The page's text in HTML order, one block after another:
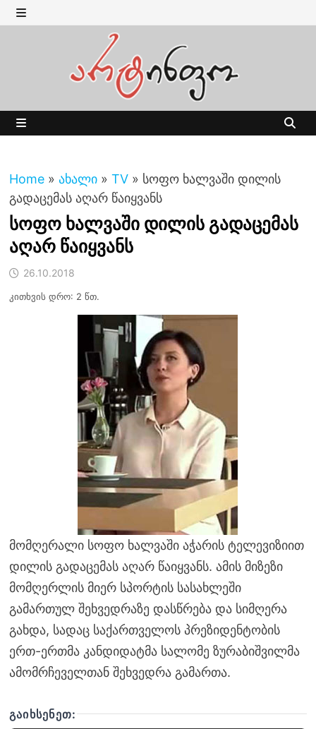
Skip
to MENU
Home » ახალი » TV » სოფო ხალვაში დილის
გადაცემას აღარ წაიყვანს
სოფო ხალვაში დილის გადაცემას
აღარ წაიყვანს
26.10.2018
კითხვის დრო: 2 წთ.
მომღერალი სოფო ხალვაში აჭარის ტელევიზიით
დილის გადაცემას აღარ წაიყვანს. ამის მიზეზი
მომღერლის მიერ სპორტის სასახლეში
გამართულ შეხვედრაზე დასწრება და სიმღერა
გახდა, სადაც საქართველოს პრეზიდენტობის
ერთ-ერთმა კანდიდატმა სალომე ზურაბიშვილმა
ამომრჩეველთან შეხვედრა გამართა.
ᲒᲐᲘᲮᲡᲔᲜᲔᲗ: